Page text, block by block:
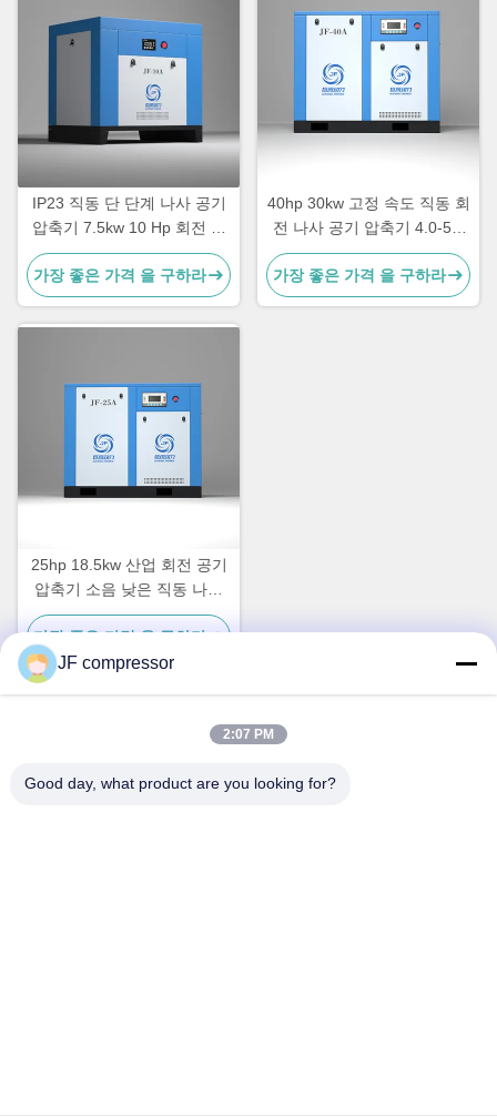
IP23 직동 단 단계 나사 공기
압축기 7.5kw 10 Hp 회전 나
사 공기 압축기
가장 좋은 가격 을 구하라
40hp 30kw 고정 속도 직동 회
전 나사 공기 압축기 4.0-5.2
M3/min 용량 및 파란색 / 사용
자 정의 디자인
가장 좋은 가격 을 구하라
25hp 18.5kw 산업 회전 공기
압축기 소음 낮은 직동 나사
공기 압축기
가장 좋은 가격 을 구하라
JF compressor
2:07 PM
Good day, what product are you looking for?